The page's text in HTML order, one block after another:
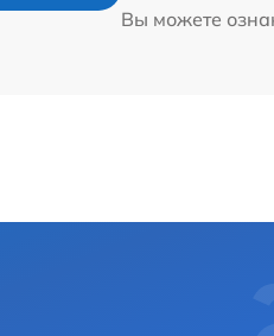
Вы можете